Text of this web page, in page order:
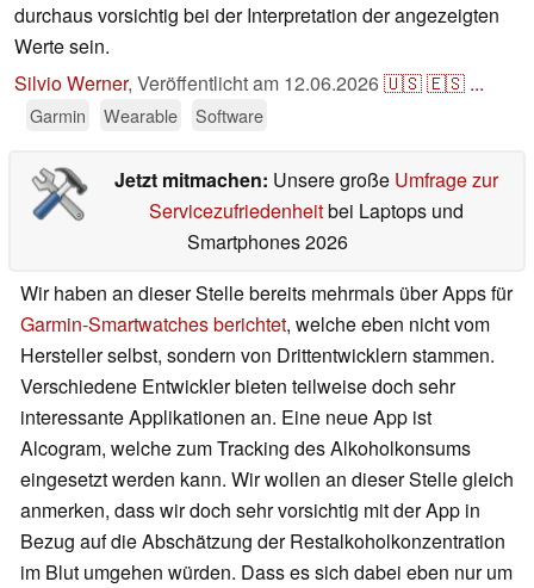
durchaus vorsichtig bei der Interpretation der angezeigten
Werte sein.
Silvio Werner, Veröffentlicht am 12.06.2026🇺🇸🇪🇸 ...
Garmin Wearable Software
Jetzt mitmachen: Unsere große Umfrage zur
Servicezufriedenheitbei Laptops und
Smartphones 2026
Wir haben an dieser Stelle bereits mehrmals über Apps für
Garmin-Smartwatches berichtet, welche eben nicht vom
Hersteller selbst, sondern von Drittentwicklern stammen.
Verschiedene Entwickler bieten teilweise doch sehr
interessante Applikationen an. Eine neue App ist
Alcogram, welche zum Tracking des Alkoholkonsums
eingesetzt werden kann. Wir wollen an dieser Stelle gleich
anmerken, dass wir doch sehr vorsichtig mit der App in
Bezug auf die Abschätzung der Restalkoholkonzentration
im Blut umgehen würden. Dass es sich dabei eben nur um